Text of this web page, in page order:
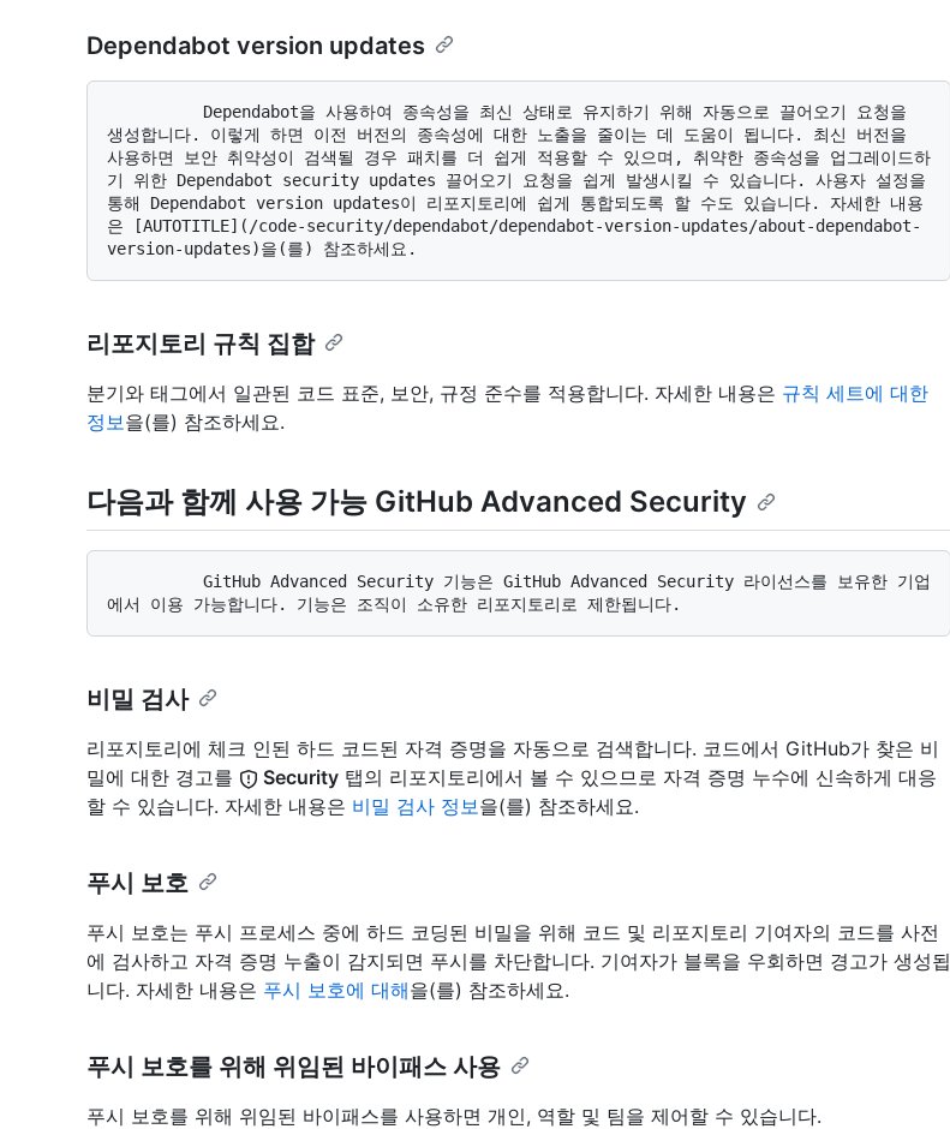
Dependabot version updates
생성합니다. 이렇게 하면 이전 버전의 종속성에 대한 노출을 줄이는 데 도움이 됩니다. 최신 버전을
사용하면 보안 취약성이 검색될 경우 패치를 더 쉽게 적용할 수 있으며, 취약한 종속성을 업그레이드하
기 위한 Dependabot security updates 끌어오기 요청을 쉽게 발생시킬 수 있습니다. 사용자 설정을
통해 Dependabot version updates이 리포지토리에 쉽게 통합되도록 할 수도 있습니다. 자세한 내용
은 [AUTOTITLE](/code-security/dependabot/dependabot-version-updates/about-dependabot-
리포지토리 규칙 집합
분기와 태그에서 일관된 코드 표준, 보안, 규정 준수를 적용합니다. 자세한 내용은 규칙 세트에 대한
정보을(를) 참조하세요.
다음과 함께 사용 가능 GitHub Advanced Security
비밀 검사
리포지토리에 체크 인된 하드 코드된 자격 증명을 자동으로 검색합니다. 코드에서 GitHub가 찾은 비
밀에 대한 경고를
Security 탭의 리포지토리에서 볼 수 있으므로 자격 증명 누수에 신속하게 대응
할 수 있습니다. 자세한 내용은 비밀 검사 정보 을(를) 참조하세요.
푸시 보호
푸시 보호는 푸시 프로세스 중에 하드 코딩된 비밀을 위해 코드 및 리포지토리 기여자의 코드를 사전
에 검사하고 자격 증명 누출이 감지되면 푸시를 차단합니다. 기여자가 블록을 우회하면 경고가 생성됩
니다. 자세한 내용은 푸시 보호에 대해을(를) 참조하세요.
푸시 보호를 위해 위임된 바이패스 사용
푸시 보호를 위해 위임된 바이패스를 사용하면 개인, 역할 및 팀을 제어할 수 있습니다.